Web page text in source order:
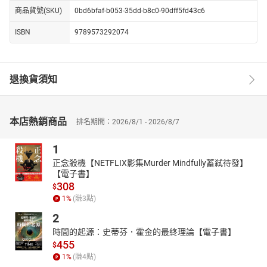
我們斤斤計較地計算卡路里、花大錢去健身房逼自己運動，甚至不
惜犧牲健康也想選用激烈的瘦身法，最終卻徒勞無功，白忙一場。
也許計算卡路里和拚命做運動並不是減重的唯一途徑，透過舒適且
平衡！
「何時」進食會直接影響人的體重、血糖平衡，以及心臟和免疫系
運轉狀態，就需要同時開啟所有的激素、消化液和能量讓身體去處
不堪，不僅無法妥善消耗你所攝取的食物與熱量，對於適時的飢餓
也越來越不敏感，於是你越吃越容易餓，除了肥胖也容易誘發身體
其他疾病，如此不停惡性循環。
「14/10斷食減重計畫」重啟身體的開關，找回身體最初平衡
「14/10斷食減重計畫」是一種間歇性斷食法，透過在10小時內完
成進食，並斷食14小時，來幫助身體恢復自然設定，重啟身體開
關。14小時斷食促使身體達到自噬，進入修復模式降低疾病風險，
同時有助於重置生理時鐘，從而提升生理機能，甚至改善睡眠。
作者是英國知名執業營養治療師，根據世界各地的研究成果，並將
商品貨號(SKU) 0bd6bfaf-b053-35dd-b8c0-90dff5fd43c6
ISBN 9789573292074
退換貨須知
本店熱銷商品 排名期間：2026/8/1 - 2026/8/7
1
正念殺機【NETFLIX影集Murder Mindfully蓄弒待發】
【電子書】
$308
1 % (賺3點)
2
時間的起源：史蒂芬．霍金的最終理論【電子書】
$455
1 % (賺4點)